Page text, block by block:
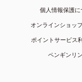
個人情報保護に
オンラインショッ
ポイントサービス
ペンギンリ